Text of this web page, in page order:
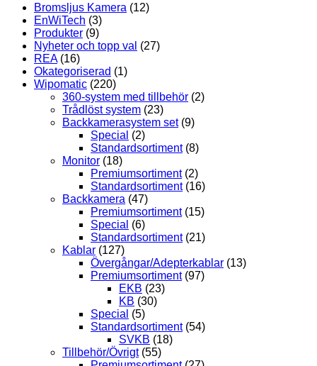
Bromsljus Kamera (12)
EnWiTech (3)
Produkter (9)
Nyheter och topp val (27)
REA (16)
Okategoriserad (1)
Wipomatic (220)
360-system med tillbehör (2)
Trådlöst system (23)
Backkamerasystem set (9)
Special (2)
Standardsortiment (8)
Monitor (18)
Premiumsortiment (2)
Standardsortiment (16)
Backkamera (47)
Premiumsortiment (15)
Special (6)
Standardsortiment (21)
Kablar (127)
Övergångar/Adepterkablar (13)
Premiumsortiment (97)
EKB (23)
KB (30)
Special (5)
Standardsortiment (54)
SVKB (18)
Tillbehör/Övrigt (55)